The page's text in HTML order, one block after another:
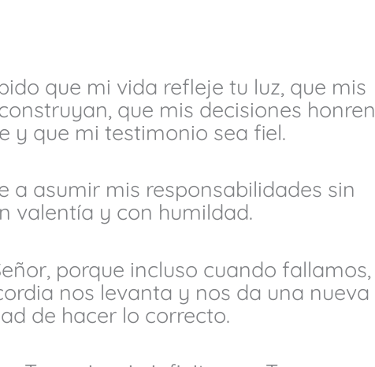
que mi vida refleje tu luz, que mis
que mis decisiones honren
y que mi testimonio sea fiel.
a asumir mis responsabilidades sin
valentía y con humildad.
porque incluso cuando fallamos,
nos levanta y nos da una nueva
de hacer lo correcto.